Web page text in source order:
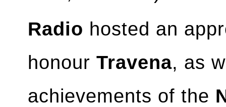
Radio hosted an
honour Travena, as
achievements of the